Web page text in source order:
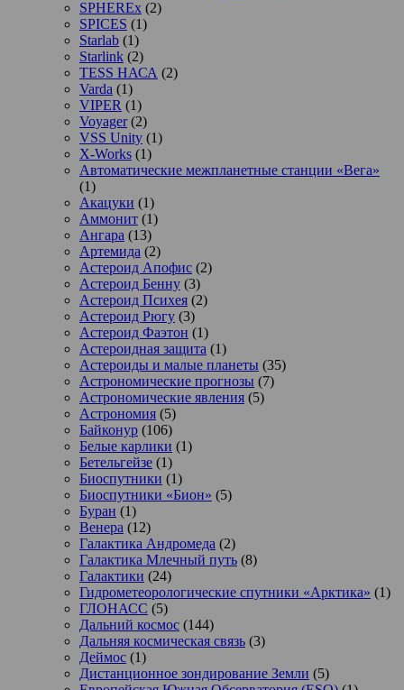
SPHEREx (2)
SPICES (1)
Starlab (1)
Starlink (2)
TESS НАСА (2)
Varda (1)
VIPER (1)
Voyager(2)
VSS Unity (1)
X-Works (1)
Автоматические межпланетные станции «Вега»
(1)
Акацуки (1)
Аммонит (1)
Ангара (13)
Артемида (2)
Астероид Апофис (2)
Астероид Бенну (3)
Астероид Психея (2)
Астероид Рюгу (3)
Астероид Фаэтон (1)
Астероидная защита (1)
Астероиды и малые планеты (35)
Астрономические прогнозы (7)
Астрономические явления (5)
Астрономия (5)
Байконур (106)
Белые карлики (1)
Бетельгейзе (1)
Биоспутники (1)
Биоспутники «Бион» (5)
Буран (1)
Венера (12)
Галактика Андромеда (2)
Галактика Млечный путь (8)
Галактики (24)
Гидрометеорологические спутники «Арктика» (1)
ГЛОНАСС (5)
Дальний космос (144)
Дальняя космическая связь (3)
Деймос (1)
Дистанционное зондирование Земли (5)